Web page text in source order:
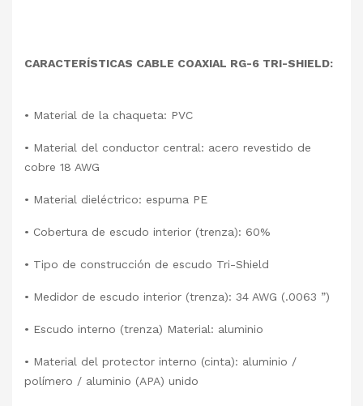
CARACTERÍSTICAS CABLE COAXIAL RG-6 TRI-SHIELD:
• Material de la chaqueta: PVC
• Material del conductor central: acero revestido de
cobre 18 AWG
• Material dieléctrico: espuma PE
• Cobertura de escudo interior (trenza): 60%
• Tipo de construcción de escudo Tri-Shield
• Medidor de escudo interior (trenza): 34 AWG (.0063 ”)
• Escudo interno (trenza) Material: aluminio
• Material del protector interno (cinta): aluminio /
polímero / aluminio (APA) unido